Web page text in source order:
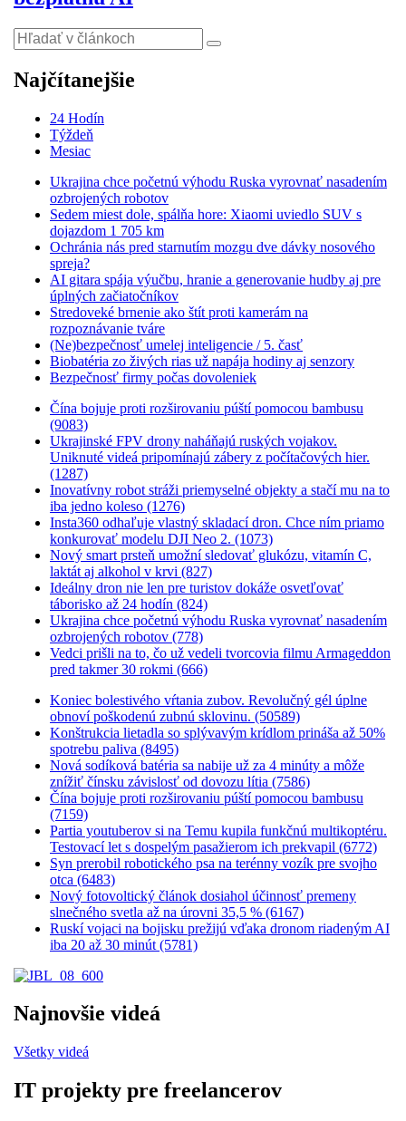
Najčítanejšie
24 Hodín
Týždeň
Mesiac
Ukrajina chce početnú výhodu Ruska vyrovnať nasadením
ozbrojených robotov
Sedem miest dole, spálňa hore: Xiaomi uviedlo SUV s
dojazdom 1 705 km
Ochránia nás pred starnutím mozgu dve dávky nosového
spreja?
AI gitara spája výučbu, hranie a generovanie hudby aj pre
úplných začiatočníkov
Stredoveké brnenie ako štít proti kamerám na
rozpoznávanie tváre
(Ne)bezpečnosť umelej inteligencie / 5. časť
Biobatéria zo živých rias už napája hodiny aj senzory
Bezpečnosť firmy počas dovoleniek
Čína bojuje proti rozširovaniu púští pomocou bambusu
(9083)
Ukrajinské FPV drony naháňajú ruských vojakov.
Uniknuté videá pripomínajú zábery z počítačových hier.
(1287)
Inovatívny robot stráži priemyselné objekty a stačí mu na to
iba jedno koleso (1276)
Insta360 odhaľuje vlastný skladací dron. Chce ním priamo
konkurovať modelu DJI Neo 2. (1073)
Nový smart prsteň umožní sledovať glukózu, vitamín C,
laktát aj alkohol v krvi (827)
Ideálny dron nie len pre turistov dokáže osvetľovať
táborisko až 24 hodín (824)
Ukrajina chce početnú výhodu Ruska vyrovnať nasadením
ozbrojených robotov (778)
Vedci prišli na to, čo už vedeli tvorcovia filmu Armageddon
pred takmer 30 rokmi (666)
Koniec bolestivého vŕtania zubov. Revolučný gél úplne
obnoví poškodenú zubnú sklovinu. (50589)
Konštrukcia lietadla so splývavým krídlom prináša až 50%
spotrebu paliva (8495)
Nová sodíková batéria sa nabije už za 4 minúty a môže
znížiť čínsku závislosť od dovozu lítia (7586)
Čína bojuje proti rozširovaniu púští pomocou bambusu
(7159)
Partia youtuberov si na Temu kupila funkčnú multikoptéru.
Testovací let s dospelým pasažierom ich prekvapil (6772)
Syn prerobil robotického psa na terénny vozík pre svojho
otca (6483)
Nový fotovoltický článok dosiahol účinnosť premeny
slnečného svetla až na úrovni 35,5 % (6167)
Ruskí vojaci na bojisku prežijú vďaka dronom riadeným AI
iba 20 až 30 minút (5781)
Najnovšie videá
Všetky videá
IT projekty pre freelancerov